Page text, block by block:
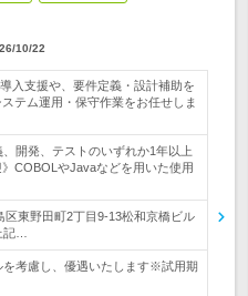
10/22
入支援や、要件定義・設計補助を
テム運用・保守作業をお任せしま
開発、テストのいずれか1年以上
COBOLやJavaなどを用いた使用
東野田町2丁目9-13松和京橋ビル
記…
考慮し、優遇いたします※試用期